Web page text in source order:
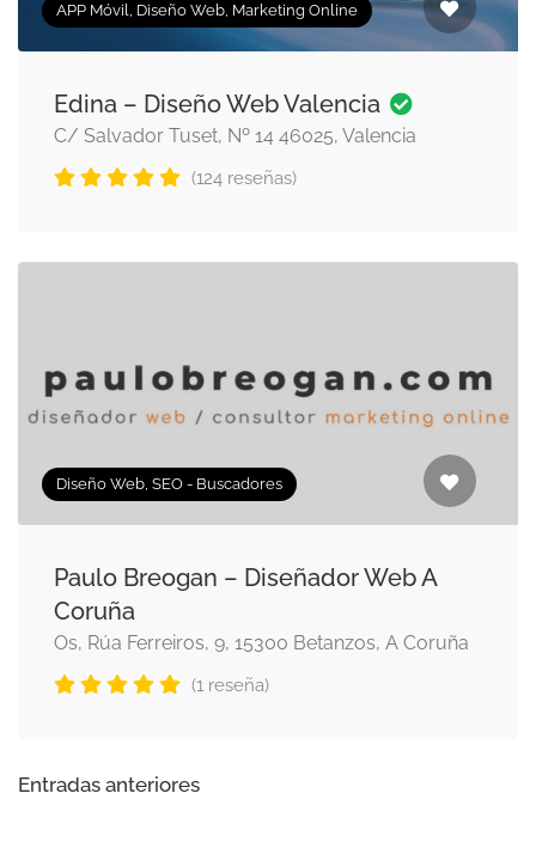
APP Móvil, Diseño Web, Marketing Online
Edina – Diseño Web Valencia
C/ Salvador Tuset, Nº 14 46025, Valencia
(124 reseñas)
Diseño Web, SEO - Buscadores
Paulo Breogan – Diseñador Web A
Coruña
Os, Rúa Ferreiros, 9, 15300 Betanzos, A Coruña
(1 reseña)
Entradas anteriores